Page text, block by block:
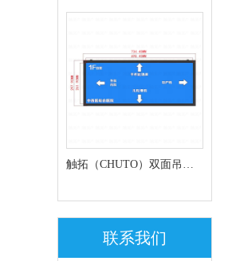
触拓（CHUTO）双面吊挂
联系我们